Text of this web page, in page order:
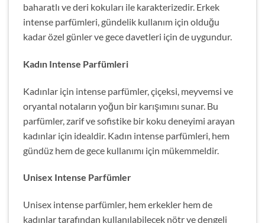
baharatlı ve deri kokuları ile karakterizedir. Erkek
intense parfümleri, gündelik kullanım için olduğu
kadar özel günler ve gece davetleri için de uygundur.
Kadın Intense Parfümleri
Kadınlar için intense parfümler, çiçeksi, meyvemsi ve
oryantal notaların yoğun bir karışımını sunar. Bu
parfümler, zarif ve sofistike bir koku deneyimi arayan
kadınlar için idealdir. Kadın intense parfümleri, hem
gündüz hem de gece kullanımı için mükemmeldir.
Unisex Intense Parfümler
Unisex intense parfümler, hem erkekler hem de
kadınlar tarafından kullanılabilecek nötr ve dengeli